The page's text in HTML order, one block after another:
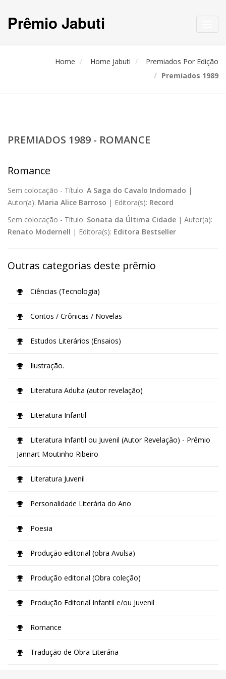
Prêmio Jabuti
Home Home Jabuti
Premiados Por Edição
Premiados 1989
PREMIADOS 1989 - ROMANCE
Romance
Sem colocação - Título: A Saga do Cavalo Indomado |
Autor(a): Maria Alice Barroso | Editora(s): Record
Sem colocação - Título: Sonata da Última Cidade | Autor(a):
Renato Modernell | Editora(s): Editora Bestseller
Outras categorias deste prêmio
Ciências (Tecnologia)
Contos / Crônicas / Novelas
Estudos Literários (Ensaios)
Ilustração.
Literatura Adulta (autor revelação)
Literatura Infantil
Literatura Infantil ou Juvenil (Autor Revelação) - Prêmio
Jannart Moutinho Ribeiro
Literatura Juvenil
Personalidade Literária do Ano
Poesia
Produção editorial (obra Avulsa)
Produção editorial (Obra coleção)
Produção Editorial Infantil e/ou Juvenil
Romance
Tradução de Obra Literária